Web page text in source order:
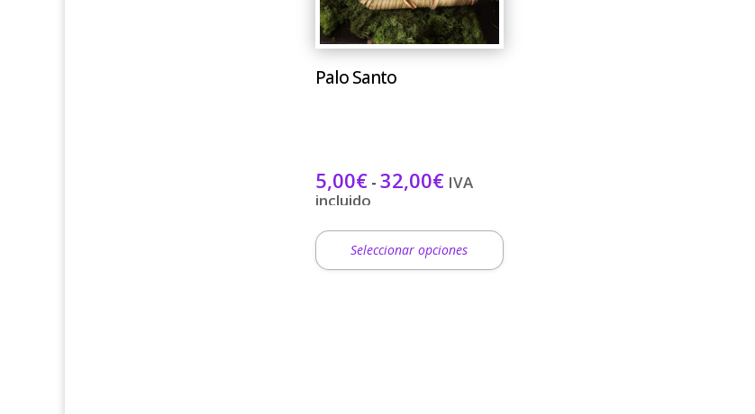
Palo Santo
5,00€ - 32,00€Rango
de
desde
5,00€
hasta
IVA
incluido
Seleccionar opciones
variantes.
Las
opciones
se
la
página
producto